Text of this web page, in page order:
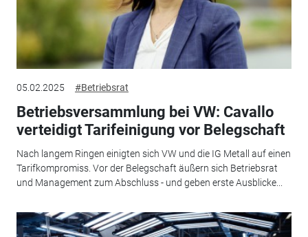
05.02.2025 #Betriebsrat
Betriebsversammlung bei VW: Cavallo
verteidigt Tarifeinigung vor Belegschaft
Nach langem Ringen einigten sich VW und die IG Metall auf einen
Tarifkompromiss. Vor der Belegschaft äußern sich Betriebsrat
und Management zum Abschluss - und geben erste Ausblicke...